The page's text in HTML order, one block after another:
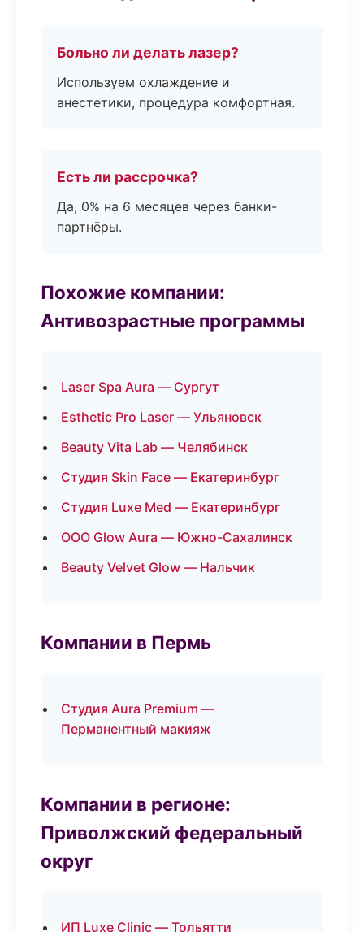
Больно ли делать лазер?
Используем охлаждение и
анестетики, процедура комфортная.
Есть ли рассрочка?
Да, 0% на 6 месяцев через банки-
партнёры.
Похожие компании:
Антивозрастные программы
Laser Spa Aura — Сургут
Esthetic Pro Laser — Ульяновск
Beauty Vita Lab — Челябинск
Студия Skin Face — Екатеринбург
Студия Luxe Med — Екатеринбург
ООО Glow Aura — Южно-Сахалинск
Beauty Velvet Glow — Нальчик
Компании в Пермь
Студия Aura Premium —
Перманентный макияж
Компании в регионе:
Приволжский федеральный
округ
ИП Luxe Clinic — Тольятти